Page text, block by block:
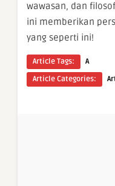
wawasan, dan
ini memberikan
yang seperti ini!
Article Tags:
A
Article Categories: